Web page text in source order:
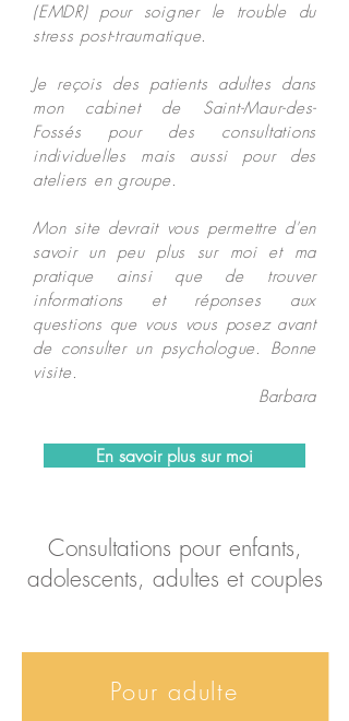
(EMDR) pour soigner le trouble du
stress post-traumatique.
Je reçois des patients adultes dans
mon cabinet de Saint-Maur-des-
Fossés pour des consultations
individuelles mais aussi pour des
ateliers en groupe.
Mon site devrait vous permettre d'en
savoir un peu plus sur moi et ma
pratique ainsi que de trouver
informations et réponses aux
questions que vous vous posez avant
de consulter un psychologue. Bonne
visite.
Barbara
En savoir plus sur moi
Consultations pour enfants,
adolescents, adultes et couples
Pour adulte